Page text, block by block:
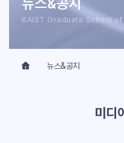
KAIST Graduate School
뉴스&공지
미디